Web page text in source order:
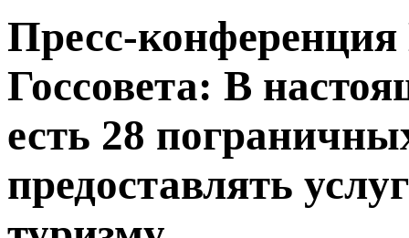
Пресс-
Госсовета: В
есть 28
предоставлять